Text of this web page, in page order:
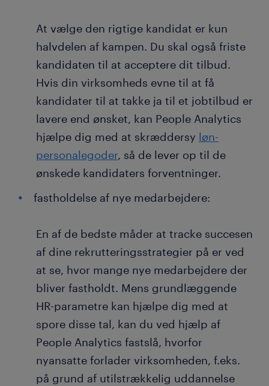
At vælge den rigtige kandidat er kun
halvdelen af kampen. Du skal også friste
kandidaten til at acceptere dit tilbud.
Hvis din virksomheds evne til at få
kandidater til at takke ja til et jobtilbud er
lavere end ønsket, kan People Analytics
hjælpe dig med at skræddersy løn-
personalegoder, så de lever op til de
ønskede kandidaters forventninger.
fastholdelse af nye medarbejdere:
En af de bedste måder at tracke succesen
af dine rekrutteringsstrategier på er ved
at se, hvor mange nye medarbejdere der
bliver fastholdt. Mens grundlæggende
HR-parametre kan hjælpe dig med at
spore disse tal, kan du ved hjælp af
People Analytics fastslå, hvorfor
nyansatte forlader virksomheden, f.eks.
på grund af utilstrækkelig uddannelse